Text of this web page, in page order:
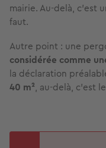
mairie. Au-delà, c’est
faut.
Autre point : une
considérée comme
la déclaration
40 m², au-delà, c’est